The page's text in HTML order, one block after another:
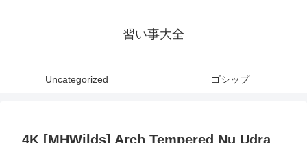
習い事大全
Uncategorized ゴシップ
4K [MHWilds] Arch Tempered Nu Udra